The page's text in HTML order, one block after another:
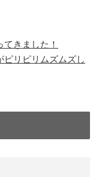
きました！
リピリムズムズし